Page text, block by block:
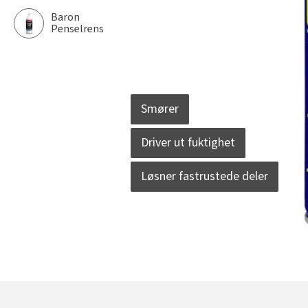
Baron
Penselrens
Smører
Driver ut fuktighet
Løsner fastrustede deler